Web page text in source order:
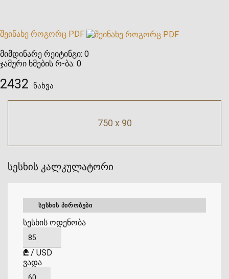
შეინახე როგორც PDF
მიმდინარე რეიტინგი: 0
ჯამური ხმების რ-ბა: 0
2432 ნახვა
750 x 90
სესხის კალკულატორი
ᲡᲔᲡᲮᲘᲡ ᲞᲘᲠᲝᲑᲔᲑᲘ
სესხის ოდენობა
₾ / USD
ვადა